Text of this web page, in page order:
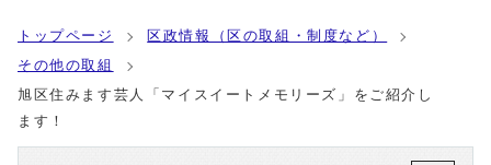
トップページ
区政情報（区の取組・制度など）
その他の取組
旭区住みます芸人「マイスイートメモリーズ」をご紹介し
ます！